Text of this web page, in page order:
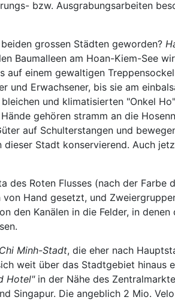
bzw. Ausgrabungsarbeiten
grossen Städten geworden?
Baumalleen am Hoan-Kiem-See
auf einem gewaltigen
und Erwachsener, bis sie am
und klimatisierten "Onkel
gehören stramm an die
auf Schulterstangen und
dieser Stadt konservierend. Auch
des Roten Flusses (nach der
von Hand gesetzt, und
den Kanälen in die Felder, in
Minh-Stadt, die eher nach
weit über das Stadtgebiet
Hotel"in der Nähe des
Singapur. Die angeblich 2 Mio.